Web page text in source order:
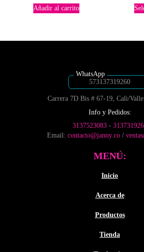
Añadir al carrito
573137319260
Carrera 7D Bis # 67-19, Cali/Valle
Info y Pedidos:
3137523083-
Email: contacto@janny.co /
MENÚ:
Inicio
Acerca de
Productos
Tienda